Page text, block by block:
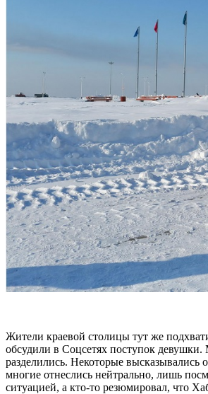
Жители краевой столицы тут же
обсудили в Соцсетях поступок
разделились. Некоторые высказывались
многие отнеслись нейтрально, лишь
ситуацией, а кто-то резюмировал, что